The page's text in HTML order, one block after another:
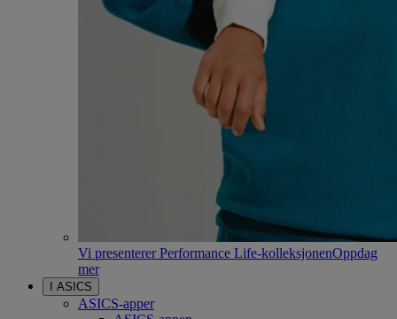
Vi presenterer Performance Life-kolleksjonenOppdag
mer
I ASICS
ASICS-apper